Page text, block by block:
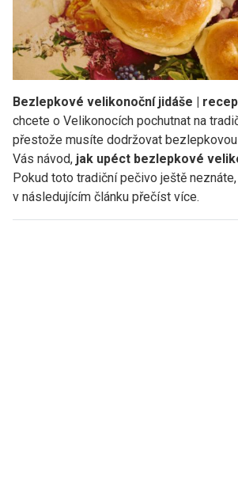
Bezlepkové velikonoční jidáše |
chcete o Velikonocích pochutnat na
přestože musíte dodržovat
Vás návod, jak upéct bezlepkové
Pokud toto tradiční pečivo ještě
v následujícím článku přečíst více.